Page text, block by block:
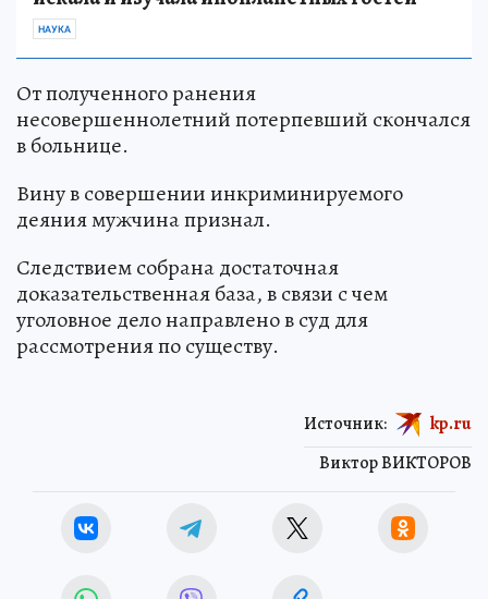
НАУКА
От полученного ранения
несовершеннолетний потерпевший скончался
в больнице.
Вину в совершении инкриминируемого
деяния мужчина признал.
Следствием собрана достаточная
доказательственная база, в связи с чем
уголовное дело направлено в суд для
рассмотрения по существу.
Виктор ВИКТОРОВ
Источник: kp.ru